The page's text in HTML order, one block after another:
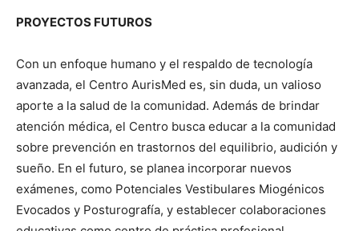
PROYECTOS FUTUROS
Con un enfoque humano y el respaldo de tecnología
avanzada, el Centro AurisMed es, sin duda, un valioso
aporte a la salud de la comunidad. Además de brindar
atención médica, el Centro busca educar a la comunidad
sobre prevención en trastornos del equilibrio, audición y
sueño. En el futuro, se planea incorporar nuevos
exámenes, como Potenciales Vestibulares Miogénicos
Evocados y Posturografía, y establecer colaboraciones